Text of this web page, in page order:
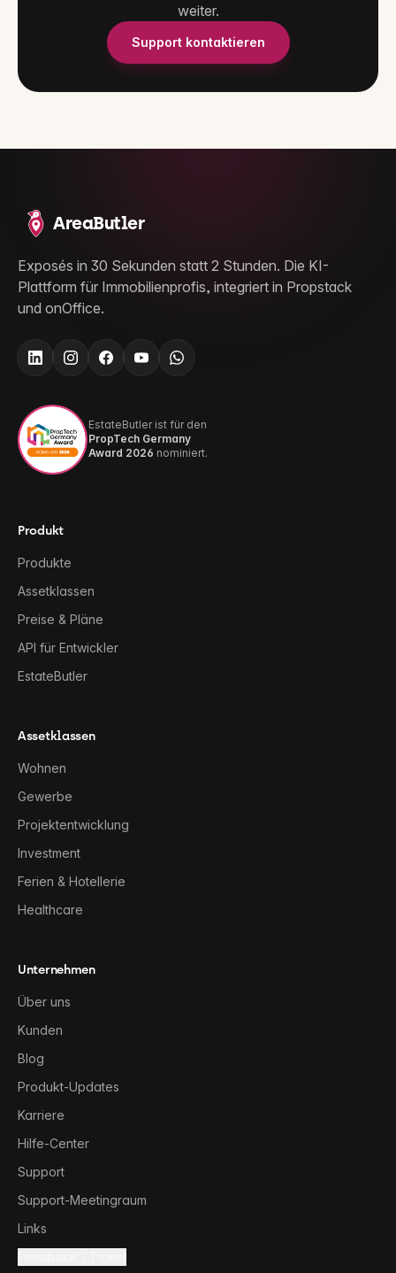
weiter.
Support kontaktieren
AreaButler
Exposés in 30 Sekunden statt 2 Stunden. Die KI-
Plattform für Immobilienprofis, integriert in Propstack
und onOffice.
EstateButler ist für den
PropTech Germany
Award 2026 nominiert.
Produkt
Produkte
Assetklassen
Preise & Pläne
API für Entwickler
EstateButler
Assetklassen
Wohnen
Gewerbe
Projektentwicklung
Investment
Ferien & Hotellerie
Healthcare
Unternehmen
Über uns
Kunden
Blog
Produkt-Updates
Karriere
Hilfe-Center
Support
Support-Meetingraum
Links